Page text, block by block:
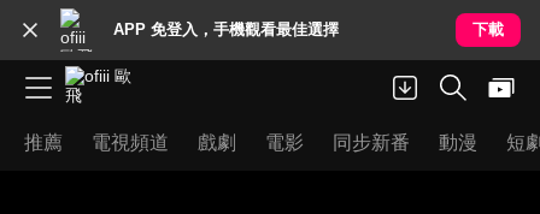
APP 免登入，手機觀看最佳選擇 下載
推薦 電視頻道 戲劇 電影 同步新番 動漫 短